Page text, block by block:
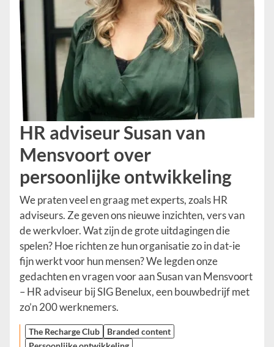
HR adviseur Susan van
Mensvoort over
persoonlijke ontwikkeling
We praten veel en graag met experts, zoals HR
adviseurs. Ze geven ons nieuwe inzichten, vers van
de werkvloer. Wat zijn de grote uitdagingen die
spelen? Hoe richten ze hun organisatie zo in dat-ie
fijn werkt voor hun mensen? We legden onze
gedachten en vragen voor aan Susan van Mensvoort
– HR adviseur bij SIG Benelux, een bouwbedrijf met
zo’n 200 werknemers.
The Recharge Club
Branded content